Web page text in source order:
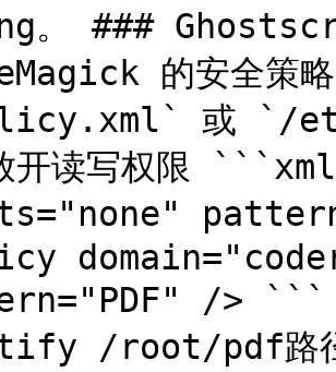
。 ###
的安全
或 `/
开读写权限
/> ```
/root/pdf路